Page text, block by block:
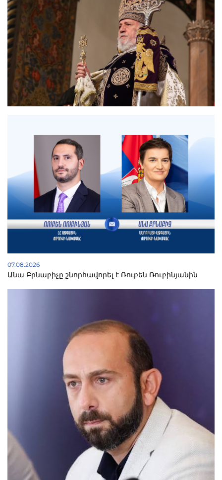
07.08.2026
Անա Բրնաբիչը շնորհավորել է Ռուբեն Ռուբինյանին